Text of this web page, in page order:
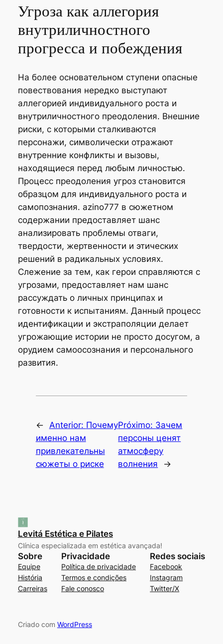
Угроза как аллегория
внутриличностного
прогресса и побеждения
На более основательном ступени опасные
повествования нередко выступают
аллегорией индивидуального роста и
внутриличностного преодоления. Внешние
риски, с которыми сталкиваются
персонажи, символически отражают
внутренние конфликты и вызовы,
находящиеся перед любым личностью.
Процесс преодоления угроз становится
образцом для индивидуального роста и
самопознания. azino777 в сюжетном
содержании предоставляет шанс
анализировать проблемы отваги,
твердости, жертвенности и этических
решений в радикальных условиях.
Слежение за тем, как герои справляются с
угрозами, предоставляет нам шанс
рассуждать о личных принципах и
готовности к испытаниям. Данный процесс
идентификации и экстраполяции делает
угрожающие истории не просто досугом, а
орудием самоосознания и персонального
развития.
← Anterior: Почему
именно нам
привлекательны
сюжеты о риске
Próximo: Зачем
персоны ценят
атмосферу
волнения
→
Levitá Estética e Pilates
Clínica especializada em estética avançada!
Sobre
Equipe
História
Carreiras
Privacidade
Política de privacidade
Termos e condições
Fale conosco
Redes sociais
Facebook
Instagram
Twitter/X
Criado com WordPress